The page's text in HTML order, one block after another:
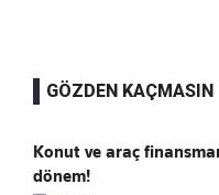
GÖZDEN KAÇMASIN
Konut ve araç
dönem!